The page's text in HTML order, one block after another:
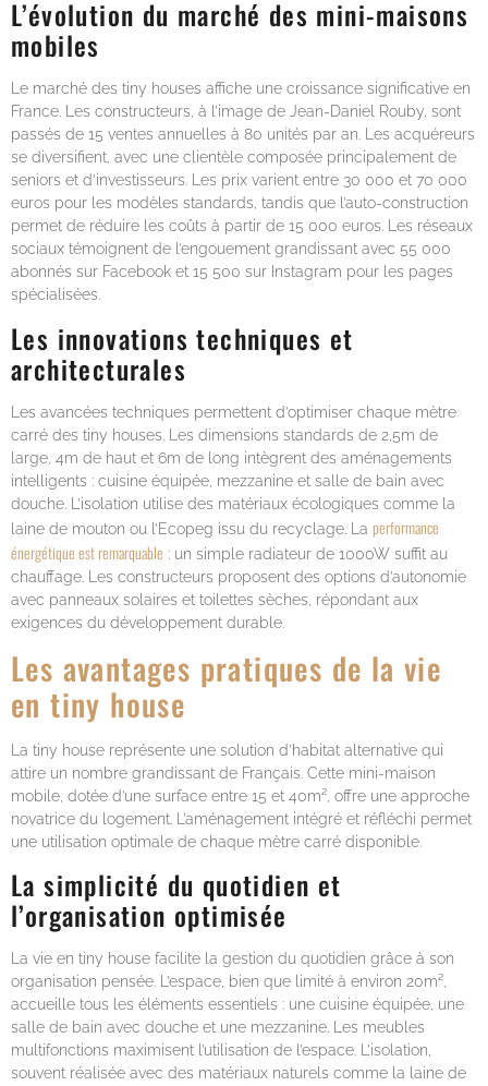
L’évolution du marché des mini-maisons
mobiles
Le marché des tiny houses affiche une croissance significative en
France. Les constructeurs, à l’image de Jean-Daniel Rouby, sont
passés de 15 ventes annuelles à 80 unités par an. Les acquéreurs
se diversifient, avec une clientèle composée principalement de
seniors et d’investisseurs. Les prix varient entre 30 000 et 70 000
euros pour les modèles standards, tandis que l’auto-construction
permet de réduire les coûts à partir de 15 000 euros. Les réseaux
sociaux témoignent de l’engouement grandissant avec 55 000
abonnés sur Facebook et 15 500 sur Instagram pour les pages
spécialisées.
Les innovations techniques et
architecturales
Les avancées techniques permettent d’optimiser chaque mètre
carré des tiny houses. Les dimensions standards de 2,5m de
large, 4m de haut et 6m de long intègrent des aménagements
intelligents : cuisine équipée, mezzanine et salle de bain avec
douche. L’isolation utilise des matériaux écologiques comme la
laine de mouton ou l’Ecopeg issu du recyclage. La performance
énergétique est remarquable : un simple radiateur de 1000W suffit au
chauffage. Les constructeurs proposent des options d’autonomie
avec panneaux solaires et toilettes sèches, répondant aux
exigences du développement durable.
Les avantages pratiques de la vie
en tiny house
La tiny house représente une solution d’habitat alternative qui
attire un nombre grandissant de Français. Cette mini-maison
mobile, dotée d’une surface entre 15 et 40m², offre une approche
novatrice du logement. L’aménagement intégré et réfléchi permet
une utilisation optimale de chaque mètre carré disponible.
La simplicité du quotidien et
l’organisation optimisée
La vie en tiny house facilite la gestion du quotidien grâce à son
organisation pensée. L’espace, bien que limité à environ 20m²,
accueille tous les éléments essentiels : une cuisine équipée, une
salle de bain avec douche et une mezzanine. Les meubles
multifonctions maximisent l’utilisation de l’espace. L’isolation,
souvent réalisée avec des matériaux naturels comme la laine de